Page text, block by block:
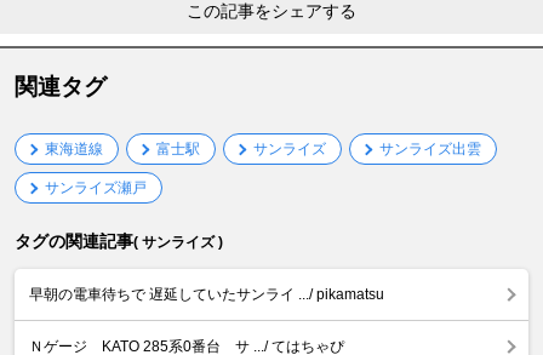
この記事をシェアする
関連タグ
東海道線 富士駅 サンライズ サンライズ出雲
サンライズ瀬戸
タグの関連記事( サンライズ )
早朝の電車待ちで 遅延していたサンライ .../ pikamatsu
Ｎゲージ KATO 285系0番台 サ .../ てはちゃぴ